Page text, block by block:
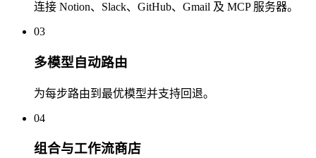
连接 Notion、Slack、GitHub、Gmail 及 MCP 服务器。
03
多模型自动路由
为每步路由到最优模型并支持回退。
04
组合与工作流商店